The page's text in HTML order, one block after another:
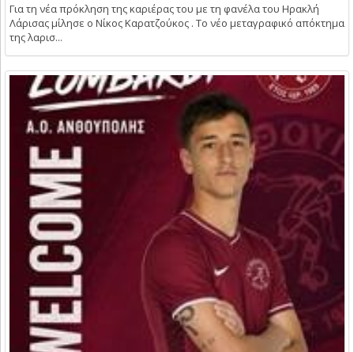
Για τη νέα πρόκληση της καριέρας του με τη φανέλα του Ηρακλή
Λάρισας μίλησε ο Νίκος Καρατζούκος . Το νέο μεταγραφικό απόκτημα
της λαρισ...